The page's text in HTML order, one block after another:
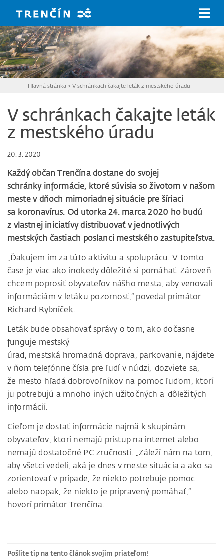
Hlavná stránka > V schránkach čakajte leták z mestského úradu
V schránkach čakajte leták
z mestského úradu
20. 3. 2020
Každý občan Trenčína dostane do svojej
schránky informácie, ktoré súvisia so životom v našom
meste v dňoch mimoriadnej situácie pre šíriaci
sa koronavírus. Od utorka 24. marca 2020 ho budú
z vlastnej iniciatívy distribuovať v jednotlivých
mestských častiach poslanci mestského zastupiteľstva.
„Ďakujem im za túto aktivitu a spoluprácu. V tomto
čase je viac ako inokedy dôležité si pomáhať. Zároveň
chcem poprosiť obyvateľov nášho mesta, aby venovali
informáciám v letáku pozornosť,“ povedal primátor
Richard Rybníček.
Leták bude obsahovať správy o tom, ako dočasne
funguje mestský
úrad, mestská hromadná doprava, parkovanie, nájdete
v ňom telefónne čísla pre ľudí v núdzi, dozviete sa,
že mesto hľadá dobrovoľníkov na pomoc ľuďom, ktorí
ju potrebujú a mnoho iných užitočných a dôležitých
informácií.
Cieľom je dostať informácie najmä k skupinám
obyvateľov, ktorí nemajú prístup na internet alebo
nemajú dostatočné PC zručnosti. „Záleží nám na tom,
aby všetci vedeli, aká je dnes v meste situácia a ako sa
zorientovať v prípade, že niekto potrebuje pomoc
alebo naopak, že niekto je pripravený pomáhať,“
hovorí primátor Trenčína.
Pošlite tip na tento článok svojim priateľom!